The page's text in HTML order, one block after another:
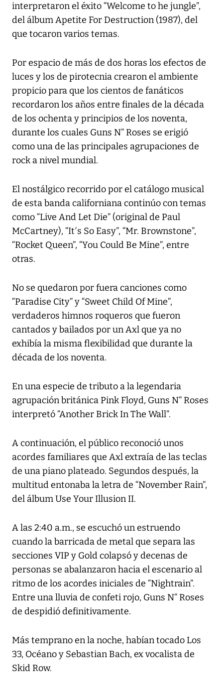
interpretaron el éxito “Welcome to he jungle”,
del álbum Apetite For Destruction (1987), del
que tocaron varios temas.
Por espacio de más de dos horas los efectos de
luces y los de pirotecnia crearon el ambiente
propicio para que los cientos de fanáticos
recordaron los años entre finales de la década
de los ochenta y principios de los noventa,
durante los cuales Guns N” Roses se erigió
como una de las principales agrupaciones de
rock a nivel mundial.
El nostálgico recorrido por el catálogo musical
de esta banda californiana continúo con temas
como “Live And Let Die” (original de Paul
McCartney), “It′s So Easy”, “Mr. Brownstone”,
“Rocket Queen”, “You Could Be Mine”, entre
otras.
No se quedaron por fuera canciones como
“Paradise City” y “Sweet Child Of Mine”,
verdaderos himnos roqueros que fueron
cantados y bailados por un Axl que ya no
exhibía la misma flexibilidad que durante la
década de los noventa.
En una especie de tributo a la legendaria
agrupación británica Pink Floyd, Guns N” Roses
interpretó “Another Brick In The Wall”.
A continuación, el público reconoció unos
acordes familiares que Axl extraía de las teclas
de una piano plateado. Segundos después, la
multitud entonaba la letra de “November Rain”,
del álbum Use Your Illusion II.
A las 2:40 a.m., se escuchó un estruendo
cuando la barricada de metal que separa las
secciones VIP y Gold colapsó y decenas de
personas se abalanzaron hacia el escenario al
ritmo de los acordes iniciales de “Nightrain”.
Entre una lluvia de confeti rojo, Guns N” Roses
de despidió definitivamente.
Más temprano en la noche, habían tocado Los
33, Océano y Sebastian Bach, ex vocalista de
Skid Row.